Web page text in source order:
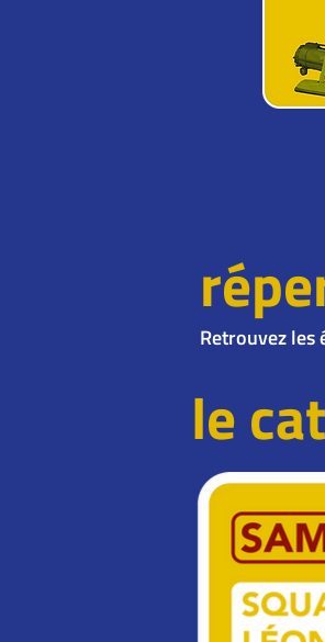
​Retrouvez les
le